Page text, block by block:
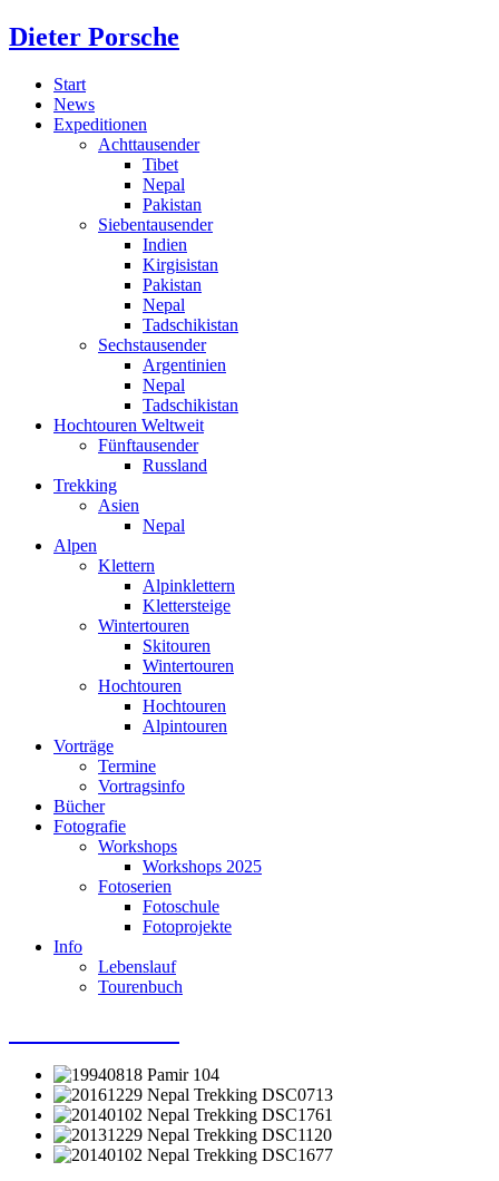
Dieter Porsche
Start
News
Expeditionen
Achttausender
Tibet
Nepal
Pakistan
Siebentausender
Indien
Kirgisistan
Pakistan
Nepal
Tadschikistan
Sechstausender
Argentinien
Nepal
Tadschikistan
Hochtouren Weltweit
Fünftausender
Russland
Trekking
Asien
Nepal
Alpen
Klettern
Alpinklettern
Klettersteige
Wintertouren
Skitouren
Wintertouren
Hochtouren
Hochtouren
Alpintouren
Vorträge
Termine
Vortragsinfo
Bücher
Fotografie
Workshops
Workshops 2025
Fotoserien
Fotoschule
Fotoprojekte
Info
Lebenslauf
Tourenbuch